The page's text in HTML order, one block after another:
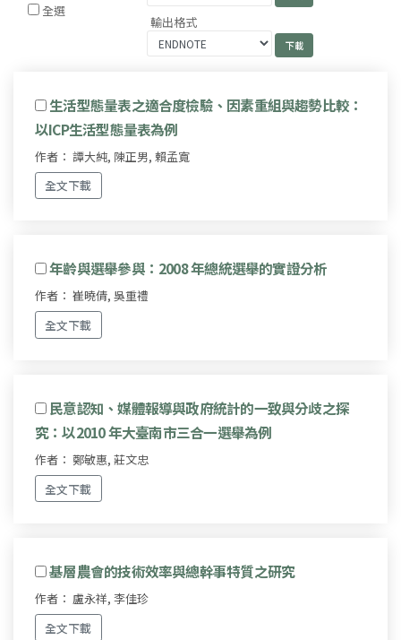
全選
輸出格式
生活型態量表之適合度檢驗、因素重組與趨勢比較：
以ICP生活型態量表為例
作者： 譚大純, 陳正男, 賴孟寬
全文下載
年齡與選舉參與：2008 年總統選舉的實證分析
作者： 崔曉倩, 吳重禮
全文下載
民意認知、媒體報導與政府統計的一致與分歧之探
究：以2010 年大臺南市三合一選舉為例
作者： 鄭敏惠, 莊文忠
全文下載
基層農會的技術效率與總幹事特質之研究
作者： 盧永祥, 李佳珍
全文下載